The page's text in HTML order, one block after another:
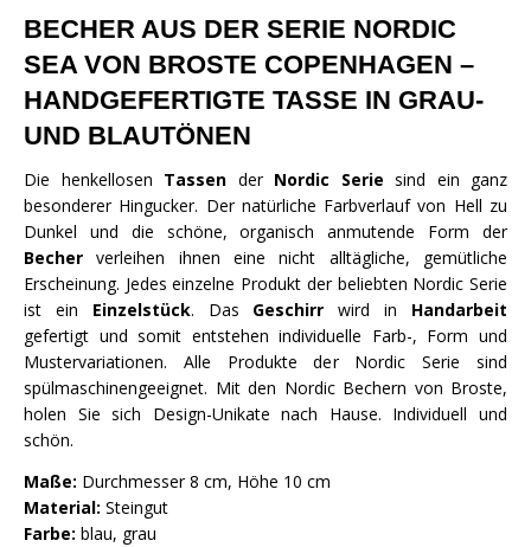
BECHER AUS DER SERIE NORDIC
SEA VON BROSTE COPENHAGEN –
HANDGEFERTIGTE TASSE IN GRAU-
UND BLAUTÖNEN
Die henkellosen Tassen der Nordic Serie sind ein ganz
besonderer Hingucker. Der natürliche Farbverlauf von Hell zu
Dunkel und die schöne, organisch anmutende Form der
Becher verleihen ihnen eine nicht alltägliche, gemütliche
Erscheinung. Jedes einzelne Produkt der beliebten Nordic Serie
ist ein Einzelstück. Das Geschirr wird in Handarbeit
gefertigt und somit entstehen individuelle Farb-, Form und
Mustervariationen. Alle Produkte der Nordic Serie sind
spülmaschinengeeignet. Mit den Nordic Bechern von Broste,
holen Sie sich Design-Unikate nach Hause. Individuell und
schön.
Maße: Durchmesser 8 cm, Höhe 10 cm
Material: Steingut
Farbe: blau, grau